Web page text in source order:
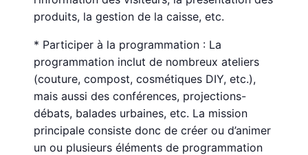
produits, la gestion de la caisse, etc.
* Participer à la programmation : La
programmation inclut de nombreux ateliers
(couture, compost, cosmétiques DIY, etc.),
mais aussi des conférences, projections-
débats, balades urbaines, etc. La mission
principale consiste donc de créer ou d’animer
un ou plusieurs éléments de programmation